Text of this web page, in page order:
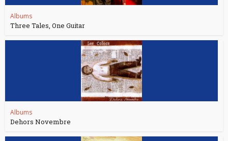
Albums
Three Tales, One Guitar
Albums
Dehors Novembre